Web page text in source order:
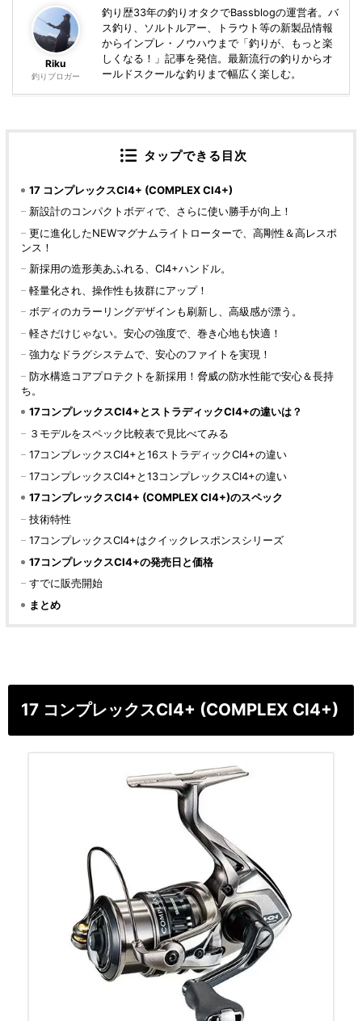
Riku
釣りブロガー
釣り歴33年の釣りオタクでBassblogの運営者。バ
ス釣り、ソルトルアー、トラウト等の新製品情報
からインプレ・ノウハウまで「釣りが、もっと楽
しくなる！」記事を発信。最新流行の釣りからオ
ールドスクールな釣りまで幅広く楽しむ。
タップできる目次
17 コンプレックスCI4+ (COMPLEX CI4+)
新設計のコンパクトボディで、さらに使い勝手が向上！
更に進化したNEWマグナムライトローターで、高剛性＆高レスポ
ンス！
新採用の造形美あふれる、CI4+ハンドル。
軽量化され、操作性も抜群にアップ！
ボディのカラーリングデザインも刷新し、高級感が漂う。
軽さだけじゃない。安心の強度で、巻き心地も快適！
強力なドラグシステムで、安心のファイトを実現！
防水構造コアプロテクトを新採用！脅威の防水性能で安心＆長持
ち。
17コンプレックスCI4+とストラディックCI4+の違いは？
３モデルをスペック比較表で見比べてみる
17コンプレックスCI4+と16ストラディックCI4+の違い
17コンプレックスCI4+と13コンプレックスCI4+の違い
17コンプレックスCI4+ (COMPLEX CI4+)のスペック
技術特性
17コンプレックスCI4+はクイックレスポンスシリーズ
17コンプレックスCI4+の発売日と価格
すでに販売開始
まとめ
17 コンプレックスCI4+ (COMPLEX CI4+)